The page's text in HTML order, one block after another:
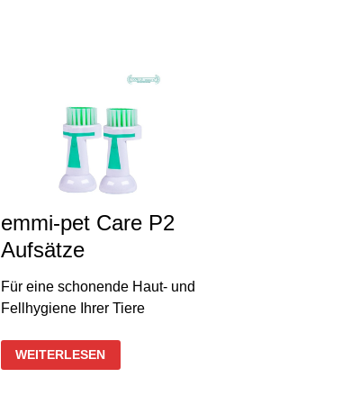
emmi-pet Care P2
Aufsätze
Für eine schonende Haut- und
Fellhygiene Ihrer Tiere
EMMI-
PET
CARE
WEITERLESEN